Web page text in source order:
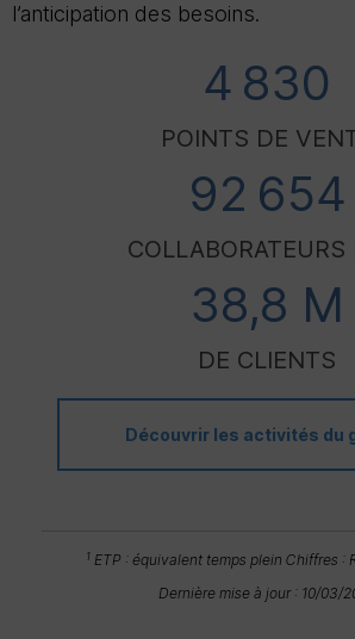
l’anticipation des besoins.
4 830
POINTS DE
92 654
COLLABORATEURS
38,8 M
DE CLIENTS
Découvrir les activités du
1 ETP : équivalent temps plein Chiffres :
Dernière mise à jour : 10/03/